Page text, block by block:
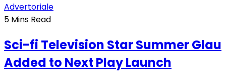
Advertoriale
5 Mins Read
Sci-fi Television Star Summer Glau
Added to Next Play Launch